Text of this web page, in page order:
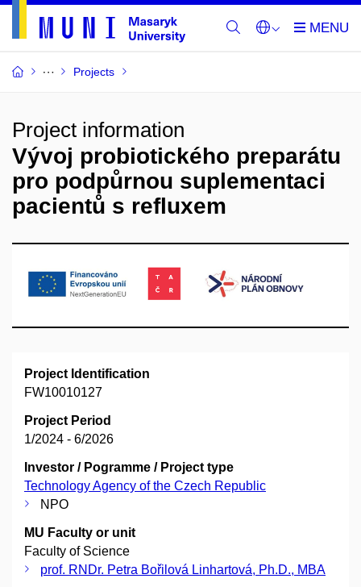
Projects
Project information
Vývoj probiotického preparátu
pro podpůrnou suplementaci
pacientů s refluxem
Project Identification
FW10010127
Project Period
1/2024 - 6/2026
Investor / Pogramme / Project type
Technology Agency of the Czech Republic
NPO
MU Faculty or unit
Faculty of Science
prof. RNDr. Petra Bořilová Linhartová, Ph.D., MBA